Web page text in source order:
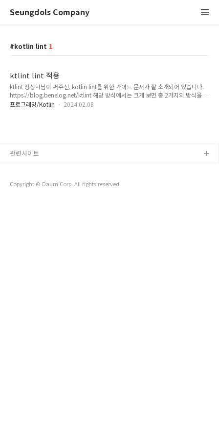
Seungdols Company
kotlin lint 1
ktlint lint 적용
ktlint 정상혁님이 써주신, kotlin lint를 위한 가이드 문서가 잘 소개되어 있습니다.
https://blog.benelog.net/ktlint 해당 방식에서는 크게 보면 총 2가지의 방식을 설
명하고 있습니다. gradle 빌드 설정 IntelliJ 설정 위와 같은 방식 중에서 review
프로그래밍/Kotlin 2024.02.08
Copyright © Daum Corp. All rights reserved.
관련사이트